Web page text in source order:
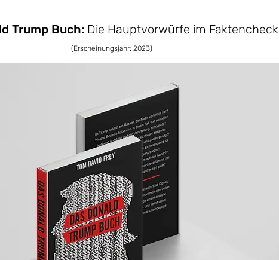
Trump Buch: Die Hauptvorwürfe im Faktencheck
(Erscheinungsjahr: 2023)